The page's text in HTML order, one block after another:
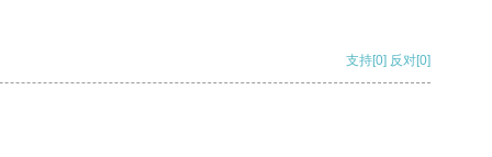
支持[0] 反对[0]